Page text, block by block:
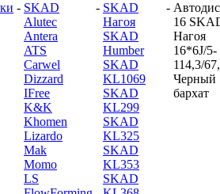
- SKAD
Alutec
Antera
ATS
Carwel
Dizzard
IFree
K&K
Khomen
Lizardo
Mak
Momo
LS
- SKAD
Нагоя
SKAD
Humber
SKAD
KL1069
SKAD
KL299
SKAD
KL325
SKAD
KL353
SKAD
-
16
Нагоя
16*6J/5-
114,3/
Черный
бархат